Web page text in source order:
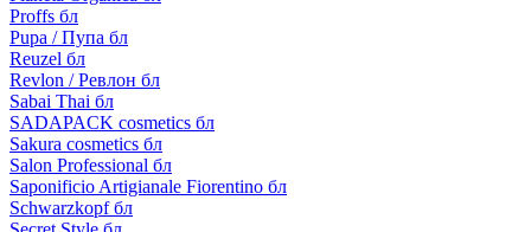
Proffs бл
Pupa / Пупа бл
Reuzel бл
Revlon / Ревлон бл
Sabai Thai бл
SADAPACK cosmetics бл
Sakura cosmetics бл
Salon Professional бл
Saponificio Artigianale Fiorentino бл
Schwarzkopf бл